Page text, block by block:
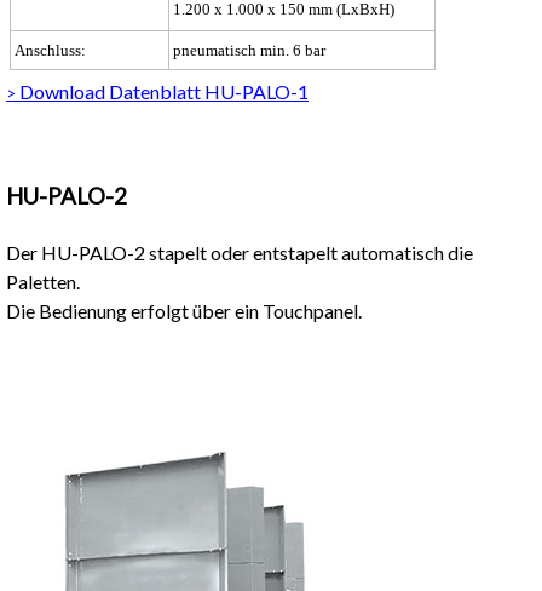
1.200 x 1.000 x 150 mm (LxBxH)
Anschluss: pneumatisch min. 6 bar
> Download Datenblatt HU-PALO-1
HU-PALO-2
Der HU-PALO-2 stapelt oder entstapelt automatisch die
Paletten.
Die Bedienung erfolgt über ein Touchpanel.